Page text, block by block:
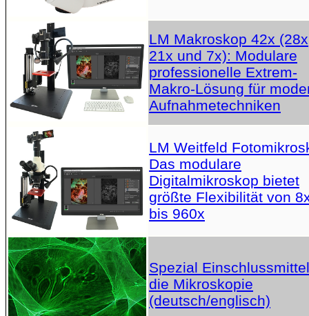
LM Makroskop 42x
21x und 7x): Modulare
professionelle Extrem-
Makro-Lösung für
Aufnahmetechniken
LM Weitfeld
Das modulare
Digitalmikroskop bietet
größte Flexibilität von
bis 960x
Spezial
die Mikroskopie
(deutsch/englisch)